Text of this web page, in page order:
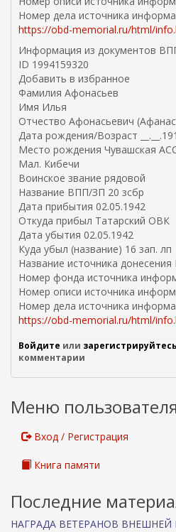
Номер дела источника
https://obd-memorial.ru/html/
Информация из документов
ID 1994159320
Добавить в избранное
Фамилия Афонасьев
Имя Илья
Отчество Афонасьевич
Дата рождения/Возраст
Место рождения Чувашская
Мал. Кибечи
Воинское звание рядовой
Название ВПП/ЗП 20 зсбр
Дата прибытия 02.05.1942
Откуда прибыл Татарский ОВК
Дата убытия 02.05.1942
Куда убыл (название) 16 зап. лп
Название источника
Номер фонда источника
Номер описи источника
Номер дела источника
https://obd-memorial.ru/html/
Войдите или зарегистрируйтесь
комментарии
Меню пользователя
Вход / Регистрация
Книга памяти
Последние
НАГРАДА ВЕТЕРАНОВ ВНЕШНЕЙ